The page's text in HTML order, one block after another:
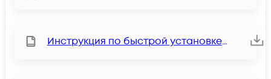
Инструкция по быстрой установке R2.0 (QIG)